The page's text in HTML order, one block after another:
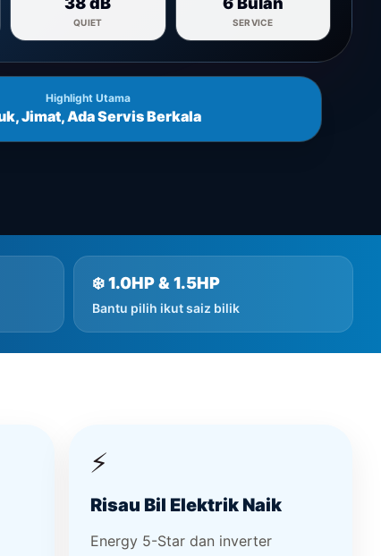
QUIET SERVICE
Highlight Utama
Jimat, Ada Servis Berkala
❄️ 1.0HP & 1.5HP
Bantu pilih ikut saiz bilik
⚡
Risau Bil Elektrik Naik
Energy 5-Star dan inverter